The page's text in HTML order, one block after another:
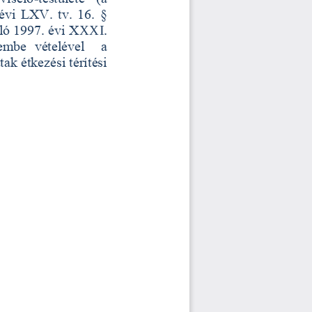
LXV. tv. 16. §
1997. évi XXXI.
vételével    a
étkezési térítési